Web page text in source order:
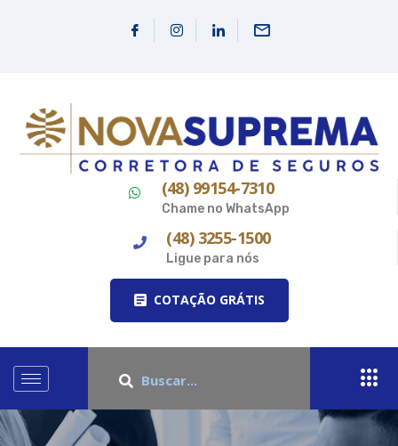
(48) 99154-7310
Chame no WhatsApp
(48) 3255-1500
Ligue para nós
COTAÇÃO GRÁTIS